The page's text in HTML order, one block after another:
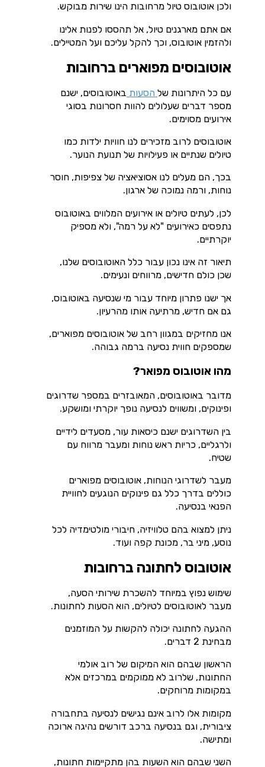
ולכן אוטובוס טיול מרחובות הינו שירות מבוקש.
אם אתם מארגנים טיול, אל תהססו לפנות אלינו
ולהזמין אוטובוס, וכך להקל עליכם ועל המטיילים.
אוטובוסים מפוארים ברחובות
עם כל היתרונות שלהסעות באוטובוסים, ישנם
מספר דברים שעלולים להוות חסרונות בסוגי
אירועים מסוימים.
אוטובוסים לרוב מזכירים לנו חוויות ילדות כמו
טיולים שנתיים או פעילויות של תנועת הנוער.
בכך, הם מעלים לנו אסוציאציה של צפיפות, חוסר
נוחות, ורמה נמוכה של ארגון.
לכן, לעתים טיולים או אירועים המלווים באוטובוס
נתפסים כאירועים "לא על רמה", ולא מספיק
יוקרתיים.
תיאור זה אינו נכון עבור כלל האוטובוסים שלנו,
שכן כולם חדישים, מרווחים ונעימים.
אך ישנו פתרון מיוחד עבור מי שנסיעה באוטובוס,
גם אם חדיש, מרתיעה אותו מהרעיון.
אנו מחזיקים במגוון רחב של אוטובוסים מפוארים,
שמספקים חווית נסיעה ברמה גבוהה.
מהו אוטובוס מפואר?
מדובר באוטובוסים, המאובזרים במספר שדרוגים
ופינוקים, ומשווים לנסיעה נופך יוקרתי ומושקע.
בין השדרוגים ישנם כיסאות עור, מסעדים לידיים
ולרגליים, כריות ראש נוחות ומעבר מרווח עם
שטיח.
מעבר לשדרוגי הנוחות, אוטובוסים מפוארים
כוללים בדרך כלל גם פינוקים הנוגעים לחוויית
הפנאי בנסיעה.
ניתן למצוא בהם טלוויזיה, חיבורי מולטימדיה לכל
נוסע, מיני בר, מכונת קפה ועוד.
אוטובוס לחתונה ברחובות
שימוש נפוץ במיוחד להשכרת שירותי הסעה,
מעבר לאוטובוסים לטיולים, הוא הסעות לחתונות.
ההגעה לחתונה יכולה להקשות על המוזמנים
מבחינת 2 דברים.
הראשון שבהם הוא המיקום של רוב אולמי
החתונות, שלרוב לא ממוקמים במרכזים אלא
במקומות מרוחקים.
מקומות אלו לרוב אינם נגישים לנסיעה בתחבורה
ציבורית, וגם בנסיעה ברכב דורשים נהיגה ארוכה
ומתישה.
השני שבהם הוא השעות בהן מתקיימות חתונות,